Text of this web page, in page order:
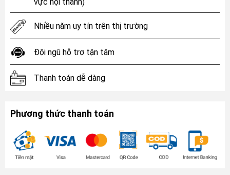
vực nội thành)
Nhiều năm uy tín trên thị trường
Đội ngũ hỗ trợ tận tâm
Thanh toán dễ dàng
Phương thức thanh toán